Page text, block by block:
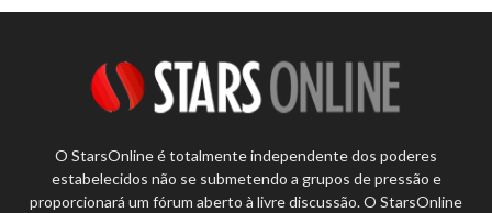
O StarsOnline é totalmente independente dos poderes
estabelecidos não se submetendo a grupos de pressão e
proporcionará um fórum aberto à livre discussão. O StarsOnline